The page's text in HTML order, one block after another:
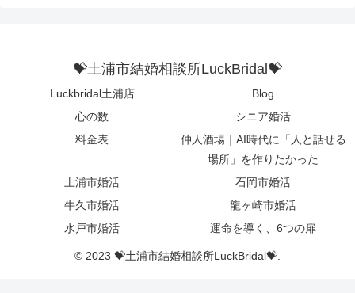
💝土浦市結婚相談所LuckBridal💝
Luckbridal土浦店
Blog
心の数
シニア婚活
料金表
仲人酒場｜AI時代に「人と話せる
場所」を作りたかった
土浦市婚活
石岡市婚活
牛久市婚活
龍ヶ崎市婚活
水戸市婚活
運命を導く、6つの扉
© 2023 💝土浦市結婚相談所LuckBridal💝.